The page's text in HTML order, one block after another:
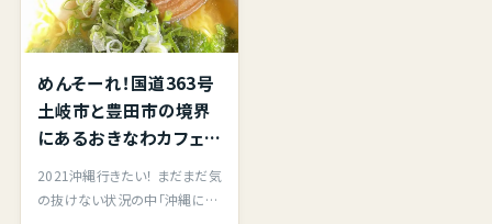
めんそーれ！国道363号
土岐市と豊田市の境界
にあるおきなわカフェ
”やんばる” さんへ行っ
てきました！TOKIプレミ
2021沖縄行きたい！ まだまだ気
の抜けない状況の中「沖縄に行